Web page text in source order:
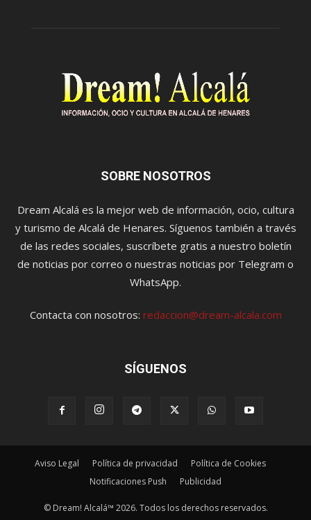
SOBRE NOSOTROS
Dream Alcalá es la mejor web de información, ocio, cultura
y turismo de Alcalá de Henares. Síguenos también a través
de las redes sociales, suscríbete gratis a nuestro boletín
de noticias por correo o nuestras noticias por Telegram o
WhatsApp.
Contacta con nosotros: redaccion@dream-alcala.com
SÍGUENOS
Aviso Legal Política de privacidad
Política de Cookies
Notificaciones Push
Publicidad
© Dream! Alcalá™ 2026. Todos los derechos reservados.